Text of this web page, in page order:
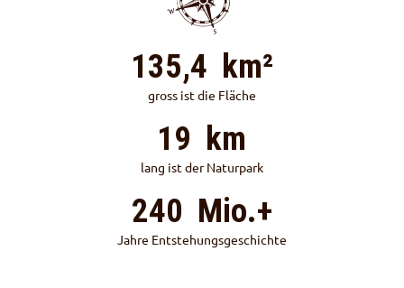
135,4 km²
gross ist die Fläche
19 km
lang ist der Naturpark
240 Mio.+
Jahre Entstehungsgeschichte